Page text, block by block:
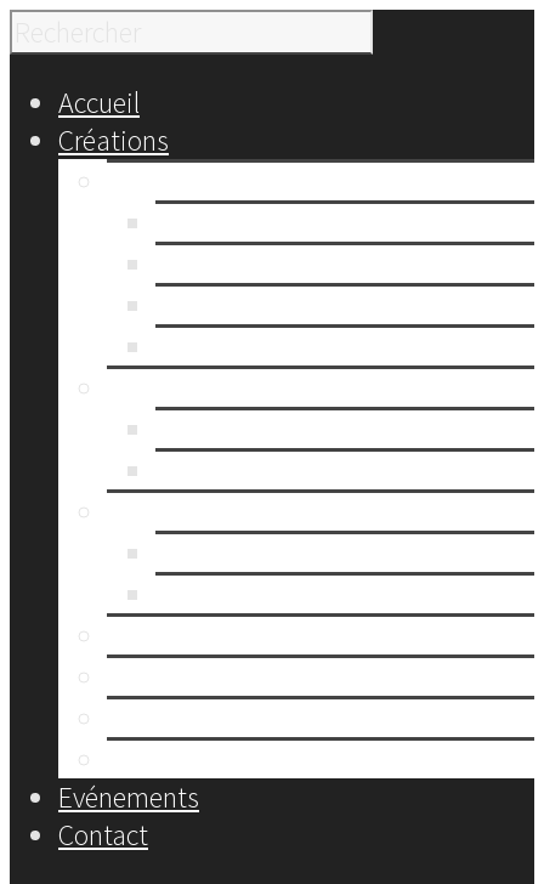
Accueil
Créations
Evénements
Contact